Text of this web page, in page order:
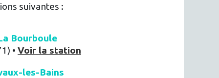
suivantes :
Bourboule
•Voir la station
les-Bains